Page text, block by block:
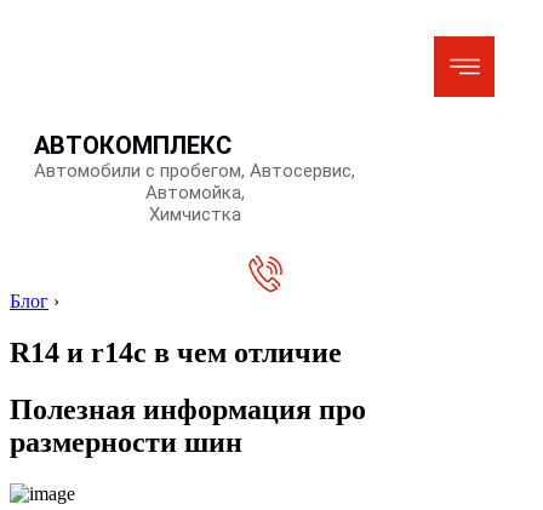
АВТОКОМПЛЕКС
Автомобили с пробегом, Автосервис,
Автомойка,
Химчистка
Блог ›
R14 и r14c в чем отличие
Полезная информация про
размерности шин